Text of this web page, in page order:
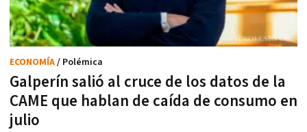
Galperín salió al cruce de los datos de la
CAME que hablan de caída de consumo en
julio
ECONOMÍA/ Polémica